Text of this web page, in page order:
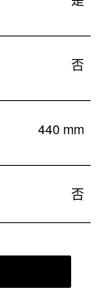
否
440 mm
否